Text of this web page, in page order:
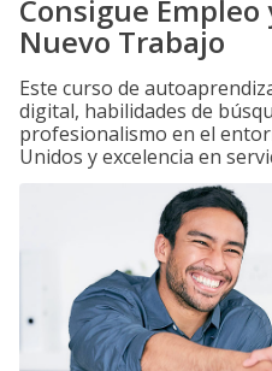
Consigue
Nuevo Trabajo
Este curso de
digital, habilidades de
profesionalismo en el
Unidos y excelencia en